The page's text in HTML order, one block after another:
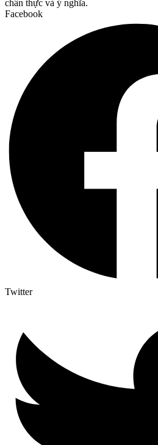
chân thực và ý nghĩa.
Facebook
Twitter